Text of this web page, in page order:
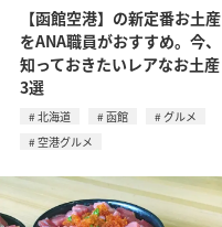
【函館空港】の新定番お土産
をANA職員がおすすめ。今、
知っておきたいレアなお土産
3選
北海道 函館
グルメ
空港グルメ